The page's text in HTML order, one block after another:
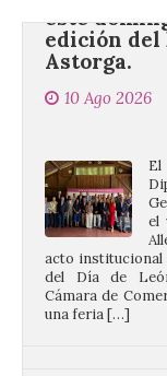
10 Ago 2026
el
acto
del Día de
Cámara de
una feria […]